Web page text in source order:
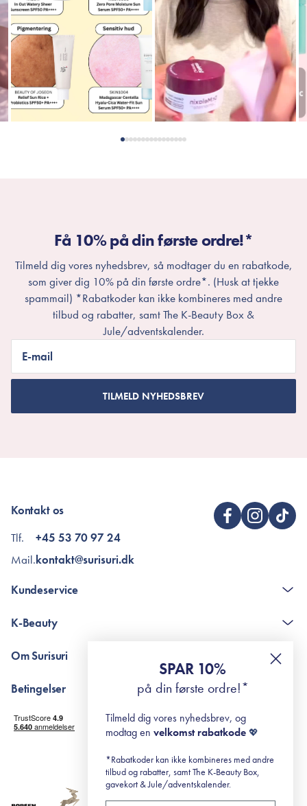
Få 10% på din første ordre!*
Tilmeld dig vores nyhedsbrev, så modtager du en rabatkode,
som giver dig 10% på din første ordre*. (Husk at tjekke
spammail) *Rabatkoder kan ikke kombineres med andre
tilbud og rabatter, samt The K-Beauty Box &
Jule/adventskalender.
E-mail
TILMELD NYHEDSBREV
Kontakt os
Tlf.
Mail.
+45 53 70 97 24
kontakt@surisuri.dk
Kundeservice
The K-Beauty Box - spørgsmål og svar
RE-ZIP
K-Beauty
Retinol for begyndere
surisuri's mini guide til rosacea
Om Surisuri
Black Friday
Betingelser
Levering og returnering
Handelsbetingelser
Abonnementsbetingelser
SPAR 10%
på din første ordre!*
Tilmeld dig vores nyhedsbrev, og
modtag en velkomst rabatkode 💖
*Rabatkoder kan ikke kombineres med andre
tilbud og rabatter, samt The K-Beauty Box,
gavekort & Jule/adventskalender.